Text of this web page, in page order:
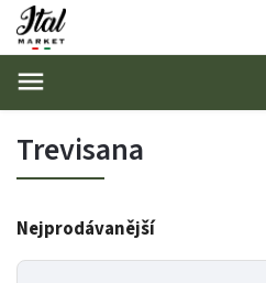
Trevisana
Nejprodávanější